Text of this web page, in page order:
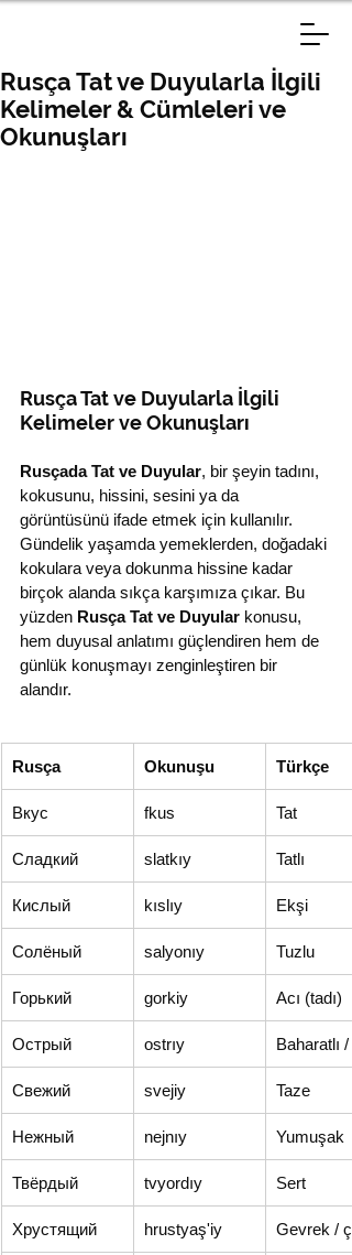
Rusça Tat ve Duyularla İlgili
Kelimeler & Cümleleri ve
Okunuşları
Rusça Tat ve Duyularla İlgili
Kelimeler ve Okunuşları
Rusçada Tat ve Duyular, bir şeyin tadını,
kokusunu, hissini, sesini ya da
görüntüsünü ifade etmek için kullanılır.
Gündelik yaşamda yemeklerden, doğadaki
kokulara veya dokunma hissine kadar
birçok alanda sıkça karşımıza çıkar. Bu
yüzden Rusça Tat ve Duyular konusu,
hem duyusal anlatımı güçlendiren hem de
günlük konuşmayı zenginleştiren bir
alandır.
Rusça Okunuşu Türkçe
Вкус fkus Tat
Сладкий slatkıy Tatlı
Кислый kıslıy Ekşi
Солёный salyonıy Tuzlu
Горький gorkiy Acı (tadı)
Острый ostrıy Baharatlı /
Свежий svejiy Taze
Нежный nejnıy Yumuşak
Твёрдый tvyordıy Sert
Хрустящий hrustyaş'iy Gevrek /